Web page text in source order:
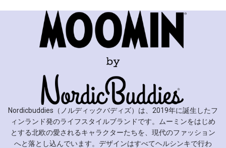
Nordicbuddies（ノルディックバディズ）は、2019年に誕生したフ
ィンランド発のライフスタイルブランドです。ムーミンをはじめ
とする北欧の愛されるキャラクターたちを、現代のファッション
へと落とし込んでいます。デザインはすべてヘルシンキで行わ